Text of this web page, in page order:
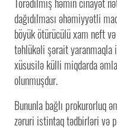
dağıdılması əhəmiyyətli
böyük ötürücülü xam neft
təhlükəli şərait
xüsusilə külli miqdarda
olunmuşdur.
Bununla bağlı prokurorluq
zəruri istintaq tədbirləri və